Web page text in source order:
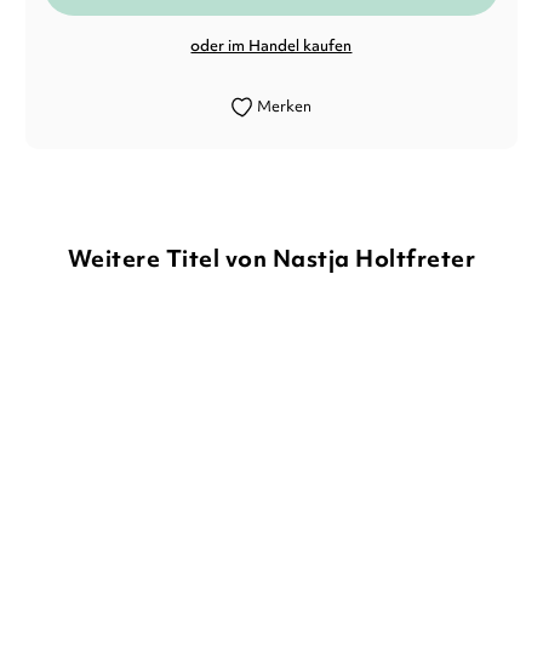
oder im Handel kaufen
Merken
Weitere Titel von Nastja Holtfreter